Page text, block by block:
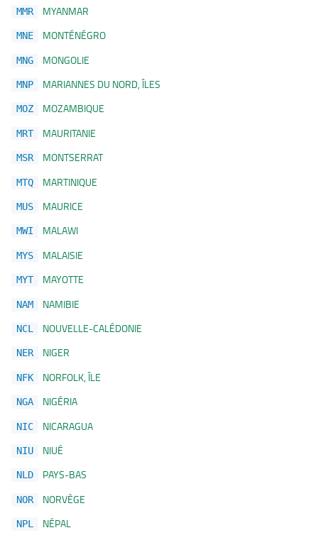
MMR MYANMAR
MNE MONTÉNÉGRO
MNG MONGOLIE
MNP MARIANNES DU NORD, ÎLES
MOZ MOZAMBIQUE
MRT MAURITANIE
MSR MONTSERRAT
MTQ MARTINIQUE
MUS MAURICE
MWI MALAWI
MYS MALAISIE
MYT MAYOTTE
NAM NAMIBIE
NCL NOUVELLE-CALÉDONIE
NER NIGER
NFK NORFOLK, ÎLE
NGA NIGÉRIA
NIC NICARAGUA
NIU NIUÉ
NLD PAYS-BAS
NOR NORVÈGE
NPL NÉPAL